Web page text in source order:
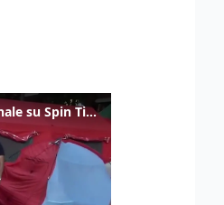
Gualtieri: "Responsabilità del Viminale su Spin Time? La posizione dei partiti è nota"